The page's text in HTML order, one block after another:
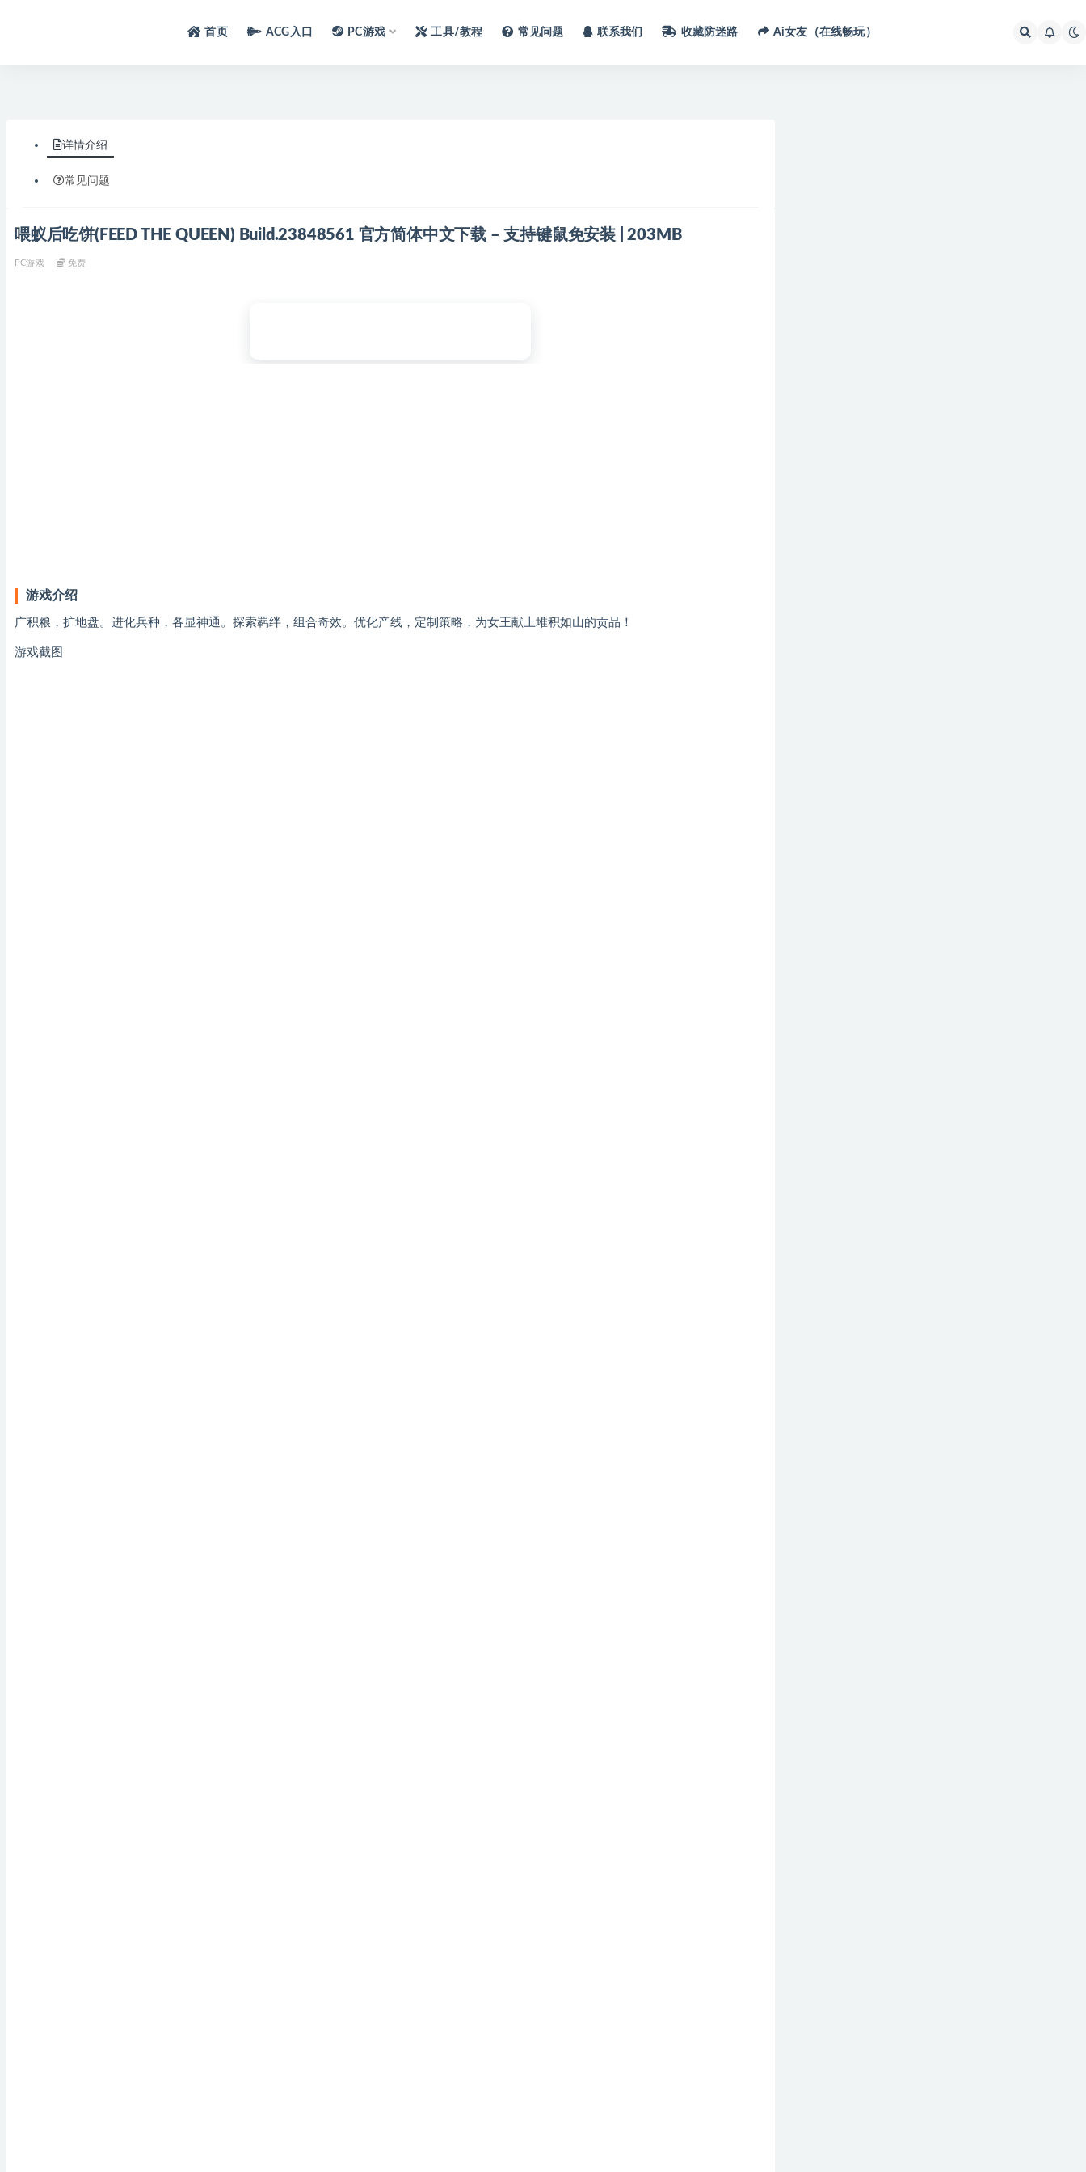
首页 ACG入口 PC游戏 工具/教程 常见问题 联系我们 收藏防迷路 Ai女友（在线畅玩）
详情介绍
常见问题
喂蚁后吃饼(FEED THE QUEEN) Build.23848561 官方简体中文下载 – 支持键鼠免安装 | 203MB
PC游戏 免费
游戏介绍
广积粮，扩地盘。进化兵种，各显神通。探索羁绊，组合奇效。优化产线，定制策略，为女王献上堆积如山的贡品！
游戏截图